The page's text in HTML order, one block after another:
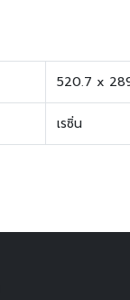
520.7 x
เรซิ่น